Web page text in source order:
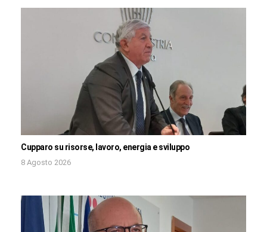
Cupparo su risorse, lavoro, energia e sviluppo
8 Agosto 2026